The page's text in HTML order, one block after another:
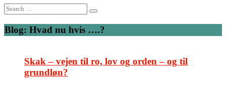
Search
for:
Blog: Hvad nu hvis ….?
Skak – vejen til ro, lov og orden – og til
grundløn?